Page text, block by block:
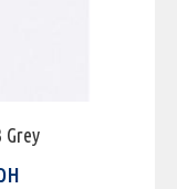
Grey